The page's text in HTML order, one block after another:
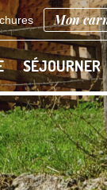
Mon
SÉJOURNER